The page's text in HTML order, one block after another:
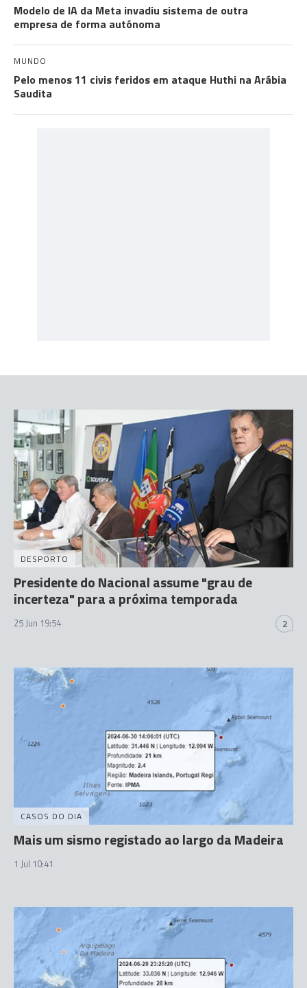
Modelo de IA da Meta invadiu sistema de outra
empresa de forma autónoma
MUNDO
Pelo menos 11 civis feridos em ataque Huthi na Arábia
Saudita
DESPORTO
Presidente do Nacional assume "grau de
incerteza" para a próxima temporada
25 Jun 19:54 2
CASOS DO DIA
Mais um sismo registado ao largo da Madeira
1 Jul 10:41